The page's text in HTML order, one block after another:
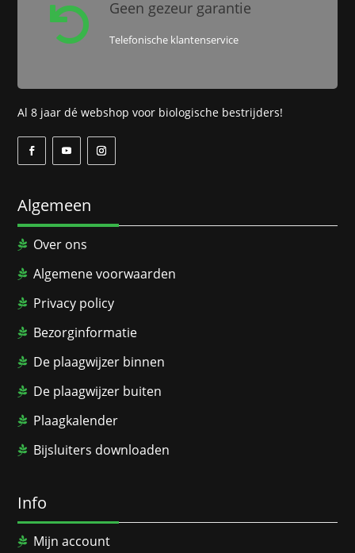
 Geen gezeur garantie
Telefonische klantenservice
Al 8 jaar dé webshop voor biologische bestrijders!
Algemeen
Over ons
Algemene voorwaarden
Privacy policy
Bezorginformatie
De plaagwijzer binnen
De plaagwijzer buiten
Plaagkalender
Bijsluiters downloaden
Info
Mijn account